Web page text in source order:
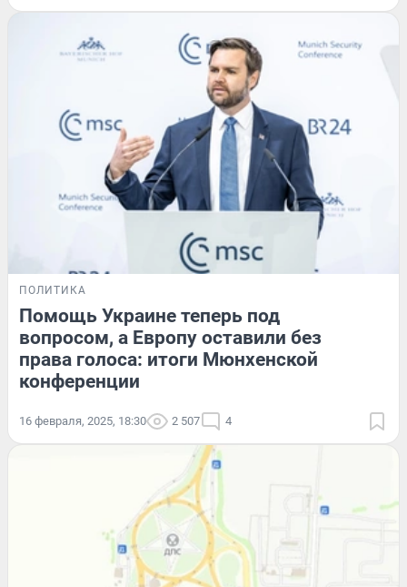
ПОЛИТИКА
Помощь Украине теперь под
вопросом, а Европу оставили без
права голоса: итоги Мюнхенской
конференции
16 февраля, 2025, 18:30 2 507 4